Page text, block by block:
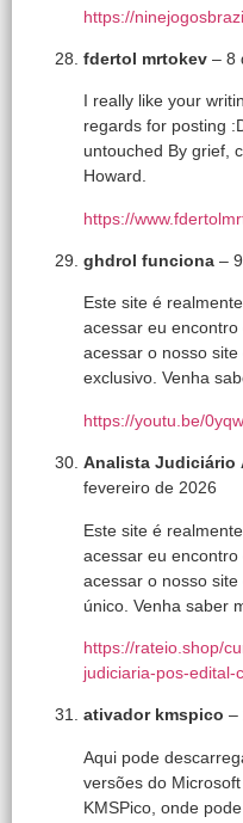
https://
fdertol mrtokev – 8
I really like your
regards for posting
untouched By grief,
Howard.
https://
ghdrol funciona –
Este site é
acessar eu
acessar o nosso
exclusivo. Venha
https://youtu.be/
Analista Judiciário
fevereiro de 2026
Este site é
acessar eu
acessar o nosso
único. Venha saber
https://rateio.shop/
judiciaria-pos-edital-
ativador kmspico –
Aqui pode
versões do
KMSPico, onde